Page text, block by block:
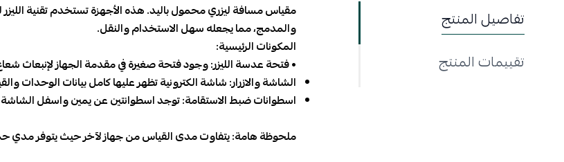
تفاصيل المنتج
تقييمات المنتج
مقياس مسافة ليزري محمول باليد. هذه الأجهزة تستخدم تقنية
والمدمج، مما يجعله سهل الاستخدام والنقل.
المكونات الرئيسية:
• فتحة عدسة الليزر: وجود فتحة صغيرة في مقدمة الجهاز لإنبعاث
الشاشة والازرار: شاشة الكترونية تظهر عليها كامل بيانات الوحدات
اسطوانات ضبط الاستقامة: توجد اسطوانتين عن يمين واسفل
ملحوظة هامة: يتفاوت مدى القياس من جهاز لآخر حيث يتوفر مدي حتي ( 40 متر - 60 متر - 80 متر) ، لذلك يرجي اختيار الجهاز ذو المدي